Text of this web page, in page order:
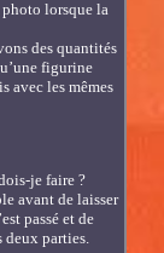
lorsque la
des quantités
figurine
avec les mêmes
je faire ?
avant de laisser
passé et de
deux parties.